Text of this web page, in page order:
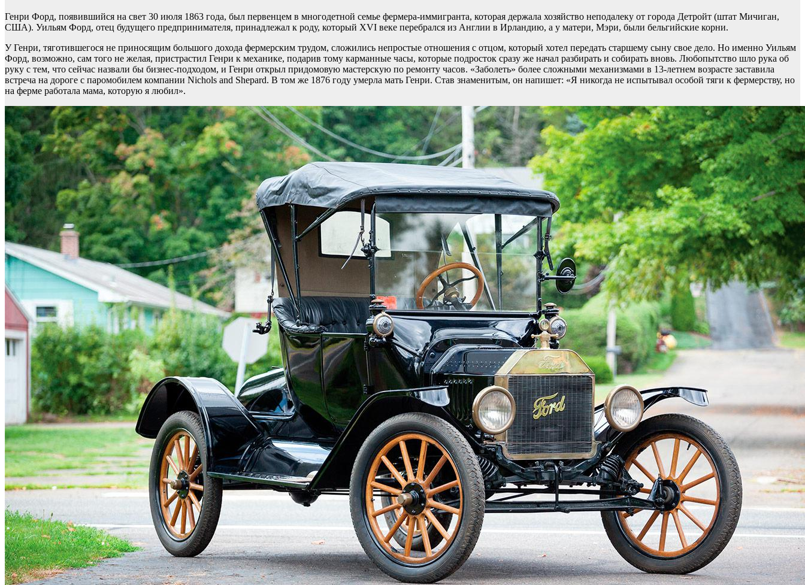
Генри Форд, появившийся на свет 30 июля 1863 года, был первенцем в многодетной семье фермера-иммигранта, которая держала хозяйство неподалеку от города Детройт (штат Мичиган,
США). Уильям Форд, отец будущего предпринимателя, принадлежал к роду, который XVI веке перебрался из Англии в Ирландию, а у матери, Мэри, были бельгийские корни.
У Генри, тяготившегося не приносящим большого дохода фермерским трудом, сложились непростые отношения с отцом, который хотел передать старшему сыну свое дело. Но именно Уильям
Форд, возможно, сам того не желая, пристрастил Генри к механике, подарив тому карманные часы, которые подросток сразу же начал разбирать и собирать вновь. Любопытство шло рука об
руку с тем, что сейчас назвали бы бизнес-подходом, и Генри открыл придомовую мастерскую по ремонту часов. «Заболеть» более сложными механизмами в 13-летнем возрасте заставила
встреча на дороге с паромобилем компании Nichols and Shepard. В том же 1876 году умерла мать Генри. Став знаменитым, он напишет: «Я никогда не испытывал особой тяги к фермерству, но
на ферме работала мама, которую я любил».